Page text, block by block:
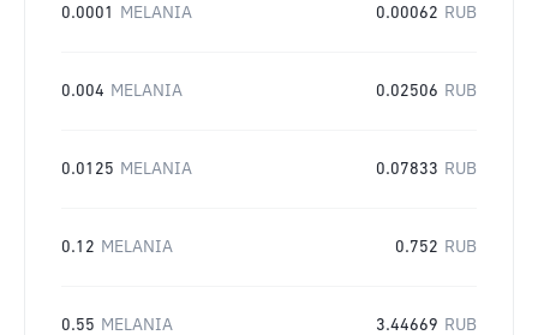
0.0001 MELANIA 0.00062 RUB
0.004 MELANIA 0.02506 RUB
0.0125 MELANIA 0.07833 RUB
0.12 MELANIA 0.752 RUB
0.55 MELANIA 3.44669 RUB